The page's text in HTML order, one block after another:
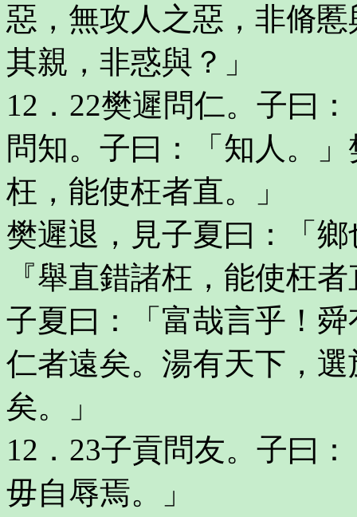
惡，無攻人之惡，非脩
其親，非惑與？」
12．22樊遲問仁。子曰
問知。子曰：「知人。
枉，能使枉者直。」
樊遲退，見子夏曰：「
『舉直錯諸枉，能使枉
子夏曰：「富哉言乎！
仁者遠矣。湯有天下，
矣。」
12．23子貢問友。子曰
毋自辱焉。」